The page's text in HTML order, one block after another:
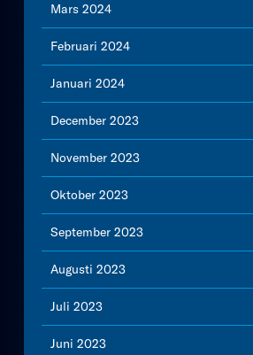
Mars 2024
Februari 2024
Januari 2024
December 2023
November 2023
Oktober 2023
September 2023
Augusti 2023
Juli 2023
Juni 2023